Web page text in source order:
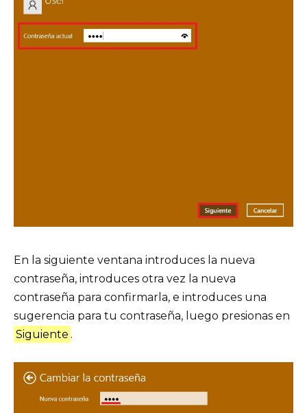
En la siguiente ventana introduces la nueva
contraseña, introduces otra vez la nueva
contraseña para confirmarla, e introduces una
sugerencia para tu contraseña, luego presionas en
Siguiente .